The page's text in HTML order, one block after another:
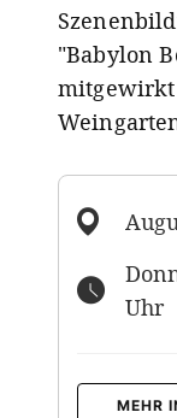
"Babylon
mitgewirkt
Uhr
MEHR